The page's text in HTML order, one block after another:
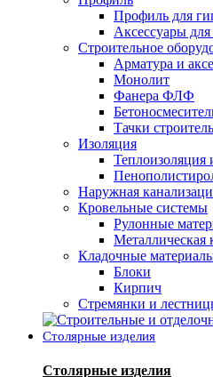
Профиль для
Аксессуары для
Строительное
Арматура и
Монолит
Фанера ФЛФ
Тачки
Изоляция
Теплоизоляция
Наружная
Кровельные системы
Рулонные
Металлическая
Кладочные
Блоки
Кирпич
Стремянки и
Столярные изделия
Столярные изделия